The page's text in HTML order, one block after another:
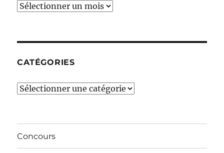
Ces
CATÉGORIES
Catégories
Concours